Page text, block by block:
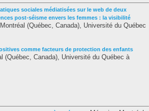
sociales médiatisées sur le web de deux
post-séisme envers les femmes : la visibilité
(Québec, Canada), Université du Québec
comme facteurs de protection des enfants
(Québec, Canada), Université du Québec à